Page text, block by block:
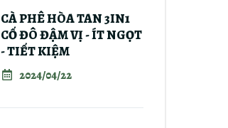
CÀ PHÊ HÒA TAN 3IN1
CỐ ĐÔ ĐẬM VỊ - ÍT NGỌT
- TIẾT KIỆM
2024/04/22